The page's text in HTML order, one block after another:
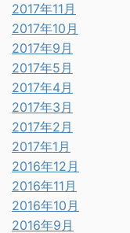
2017年11月
2017年10月
2017年9月
2017年5月
2017年4月
2017年3月
2017年2月
2017年1月
2016年12月
2016年11月
2016年10月
2016年9月